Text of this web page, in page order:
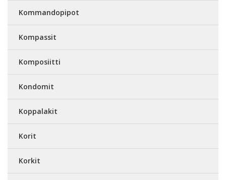
Kommandopipot
Kompassit
Komposiitti
Kondomit
Koppalakit
Korit
Korkit